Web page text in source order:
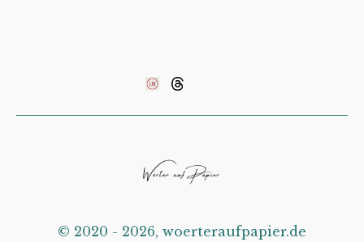
©️ 2020 - 2026, woerteraufpapier.de